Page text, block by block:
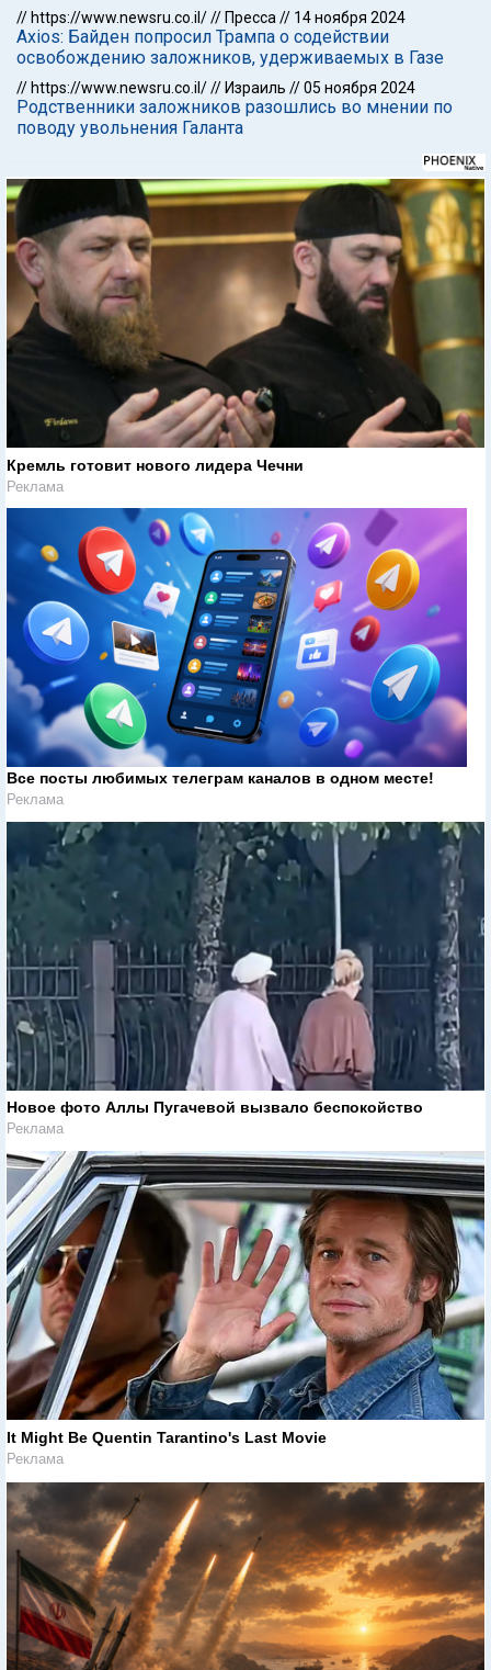
// https://www.newsru.co.il/// Пресса // 14 ноября 2024
Axios: Байден попросил Трампа о содействии
освобождению заложников, удерживаемых в Газе
// https://www.newsru.co.il/// Израиль //05 ноября 2024
Родственники заложников разошлись во мнении по
поводу увольнения Галанта
Кремль готовит нового лидера Чечни
Реклама
Все посты любимых телеграм каналов в одном месте!
Реклама
Новое фото Аллы Пугачевой вызвало беспокойство
Реклама
It Might Be Quentin Tarantino's Last Movie
Реклама